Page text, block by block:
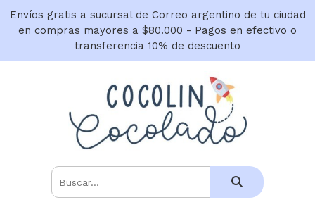
Envíos gratis a sucursal de Correo argentino de tu ciudad
en compras mayores a $80.000 - Pagos en efectivo o
transferencia 10% de descuento